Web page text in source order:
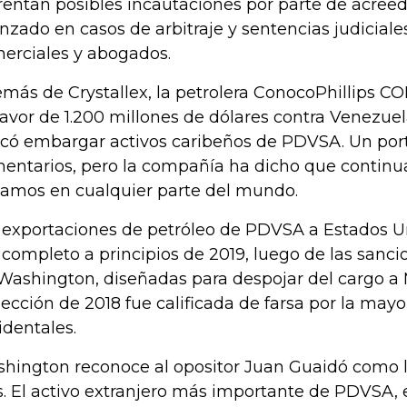
posibles incautaciones por parte de
en casos de arbitraje y sentencias
y abogados.
de Crystallex, la petrolera ConocoPhillips
de 1.200 millones de dólares contra
embargar activos caribeños de PDVSA. Un
pero la compañía ha dicho que
en cualquier parte del mundo.
exportaciones de petróleo de PDVSA a Estados
a principios de 2019, luego de las
diseñadas para despojar del cargo a
de 2018 fue calificada de farsa por la
reconoce al opositor Juan Guaidó
El activo extranjero más importante de